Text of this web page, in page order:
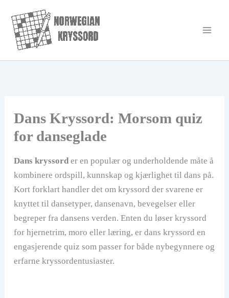
rett
innholdet
Dans Kryssord: Morsom quiz
for danseglade
Dans kryssorder en populær og underholdende måte å
kombinere ordspill, kunnskap og kjærlighet til dans på.
Kort forklart handler det om kryssord der svarene er
knyttet til dansetyper, dansenavn, bevegelser eller
begreper fra dansens verden. Enten du løser kryssord
for hjernetrim, moro eller læring, er dans kryssord en
engasjerende quiz som passer for både nybegynnere og
erfarne kryssordentusiaster.